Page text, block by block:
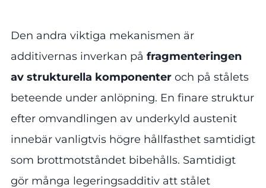
Den andra viktiga mekanismen är
additivernas inverkan på fragmenteringen
av strukturella komponenter och på stålets
beteende under anlöpning. En finare struktur
efter omvandlingen av underkyld austenit
innebär vanligtvis högre hållfasthet samtidigt
som brottmotståndet bibehålls. Samtidigt
gör många legeringsadditiv att stålet